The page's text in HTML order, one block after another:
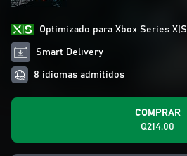
Optimizado para Xbox Series X|S
Smart Delivery
8 idiomas admitidos
COMPRAR
Q214.00